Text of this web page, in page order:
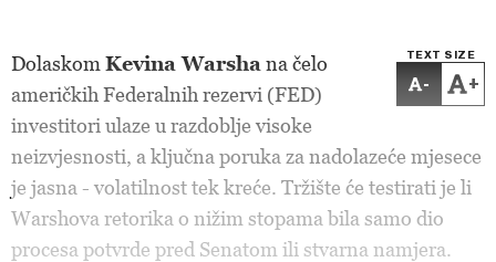
TEXT SIZE
- +
Dolaskom Kevina Warsha na čelo
američkih Federalnih rezervi (FED)
investitori ulaze u razdoblje visoke
neizvjesnosti, a ključna poruka za nadolazeće mjesece
je jasna - volatilnost tek kreće. Tržište će testirati je li
Warshova retorika o nižim stopama bila samo dio
procesa potvrde pred Senatom ili stvarna namjera.